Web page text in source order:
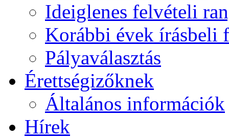
Ideiglenes felvételi
Korábbi évek írásbeli
Pályaválasztás
Érettségizőknek
Általános információk
Hírek